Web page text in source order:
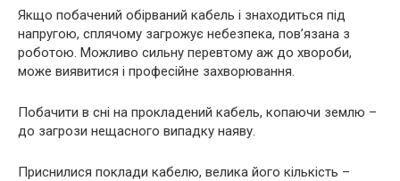
Якщо побачений обірваний кабель і знаходиться під
напругою, сплячому загрожує небезпека, пов’язана з
роботою. Можливо сильну перевтому аж до хвороби,
може виявитися і професійне захворювання.
Побачити в сні на прокладений кабель, копаючи землю –
до загрози нещасного випадку наяву.
Приснилися поклади кабелю, велика його кількість –